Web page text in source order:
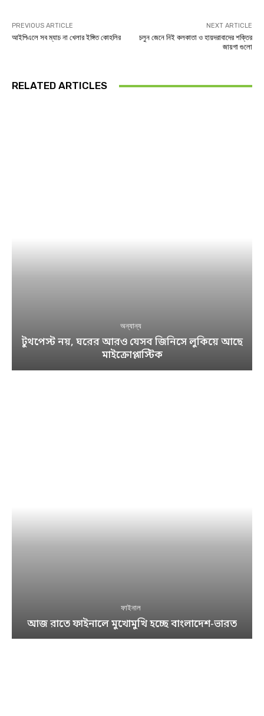
PREVIOUS ARTICLE
আইপিএলে সব ম্যাচ না খেলার ইঙ্গিত কোহলির
NEXT ARTICLE
চলুন জেনে নিই কলকাতা ও হায়দরাবাদের শক্তির
জায়গা গুলো
RELATED ARTICLES
অন্যান্য
টুথপেস্ট নয়, ঘরের আরও যেসব জিনিসে লুকিয়ে আছে
মাইক্রোপ্লাস্টিক
ফাইনাল
আজ রাতে ফাইনালে মুখোমুখি হচ্ছে বাংলাদেশ-ভারত